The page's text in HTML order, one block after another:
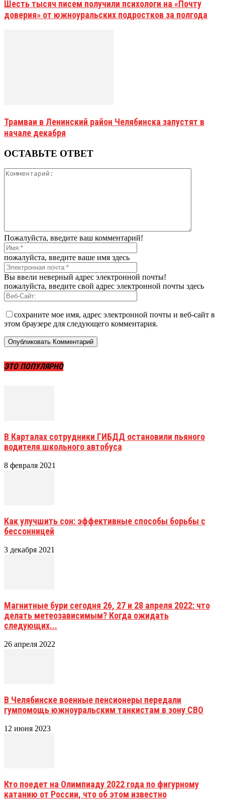
Шесть тысяч писем получили психологи на «Почту
доверия» от южноуральских подростков за полгода
Трамваи в Ленинский район Челябинска запустят в
начале декабря
ОСТАВЬТЕ ОТВЕТ
Пожалуйста, введите ваш комментарий!
пожалуйста, введите ваше имя здесь
Вы ввели неверный адрес электронной почты!
пожалуйста, введите свой адрес электронной почты здесь
сохраните мое имя, адрес электронной почты и веб-сайт в
этом браузере для следующего комментария.
ЭТО ПОПУЛЯРНО
В Карталах сотрудники ГИБДД остановили пьяного
водителя школьного автобуса
8 февраля 2021
Как улучшить сон: эффективные способы борьбы с
бессонницей
3 декабря 2021
Магнитные бури сегодня 26, 27 и 28 апреля 2022: что
делать метеозависимым? Когда ожидать
следующих...
26 апреля 2022
В Челябинске военные пенсионеры передали
гумпомощь южноуральским танкистам в зону СВО
12 июня 2023
Кто поедет на Олимпиаду 2022 года по фигурному
катанию от России, что об этом известно